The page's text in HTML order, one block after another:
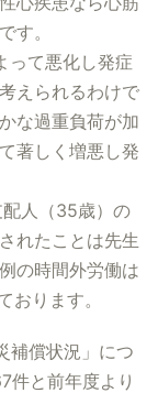
す。
って悪化し発症
えられるわけで
な過重負荷が加
著しく増悪し発
人（35歳）の
れたことは先生
の時間外労働は
おります。
補償状況」につ
件と前年度より